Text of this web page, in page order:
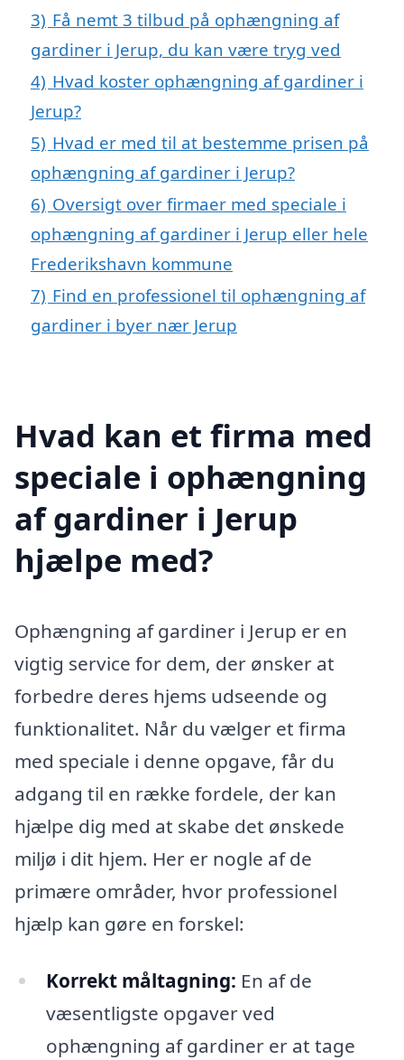
3) Få nemt 3 tilbud på ophængning af
gardiner i Jerup, du kan være tryg ved
4) Hvad koster ophængning af gardiner i
Jerup?
5) Hvad er med til at bestemme prisen på
ophængning af gardiner i Jerup?
6) Oversigt over firmaer med speciale i
ophængning af gardiner i Jerup eller hele
Frederikshavn kommune
7) Find en professionel til ophængning af
gardiner i byer nær Jerup
Hvad kan et firma med
speciale i ophængning
af gardiner i Jerup
hjælpe med?
Ophængning af gardiner i Jerup er en
vigtig service for dem, der ønsker at
forbedre deres hjems udseende og
funktionalitet. Når du vælger et firma
med speciale i denne opgave, får du
adgang til en række fordele, der kan
hjælpe dig med at skabe det ønskede
miljø i dit hjem. Her er nogle af de
primære områder, hvor professionel
hjælp kan gøre en forskel:
Korrekt måltagning: En af de
væsentligste opgaver ved
ophængning af gardiner er at tage